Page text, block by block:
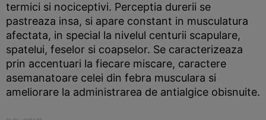
termici si nociceptivi. Perceptia durerii se
pastreaza insa, si apare constant in musculatura
afectata, in special la nivelul centurii scapulare,
spatelui, feselor si coapselor. Se caracterizeaza
prin accentuari la fiecare miscare, caractere
asemanatoare celei din febra musculara si
ameliorare la administrarea de antialgice obisnuite.